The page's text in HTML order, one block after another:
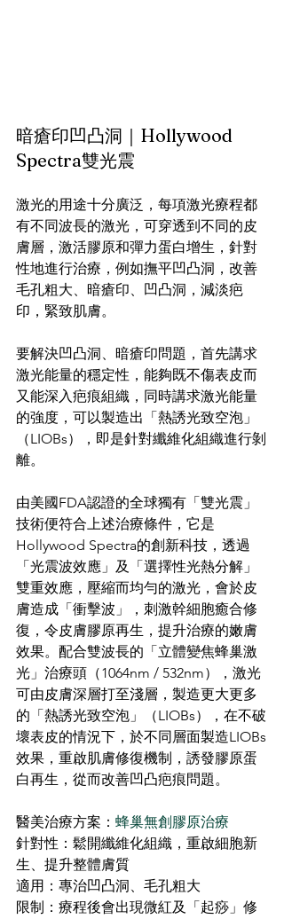
暗瘡印凹凸洞｜Hollywood
Spectra雙光震
激光的用途十分廣泛，每項激光療程都
有不同波長的激光，可穿透到不同的皮
膚層，激活膠原和彈力蛋白增生，針對
性地進行治療，例如撫平凹凸洞，改善
毛孔粗大、暗瘡印、凹凸洞，減淡疤
印，緊致肌膚。
要解決凹凸洞、暗瘡印問題，首先講求
激光能量的穩定性，能夠既不傷表皮而
又能深入疤痕組織，同時講求激光能量
的強度，可以製造出「熱誘光致空泡」
（LIOBs），即是針對纖維化組織進行剝
離。
由美國FDA認證的全球獨有「雙光震」
技術便符合上述治療條件，它是
Hollywood Spectra的創新科技，透過
「光震波效應」及「選擇性光熱分解」
雙重效應，壓縮而均勻的激光，會於皮
膚造成「衝擊波」，刺激幹細胞癒合修
復，令皮膚膠原再生，提升治療的嫩膚
效果。配合雙波長的「立體變焦蜂巢激
光」治療頭（1064nm / 532nm），激光
可由皮膚深層打至淺層，製造更大更多
的「熱誘光致空泡」（LIOBs），在不破
壞表皮的情況下，於不同層面製造LIOBs
效果，重啟肌膚修復機制，誘發膠原蛋
白再生，從而改善凹凸疤痕問題。
醫美治療方案： 蜂巢無創膠原治療
針對性：鬆開纖維化組織，重啟細胞新
生、提升整體膚質
適用：專治凹凸洞、毛孔粗大
限制：療程後會出現微紅及「起痧」修